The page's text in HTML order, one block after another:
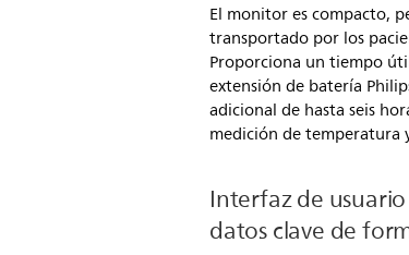
El monitor es compacto,
transportado por los
Proporciona un tiempo
extensión de batería
adicional de hasta seis
medición de temperatura
Interfaz de
datos clave de